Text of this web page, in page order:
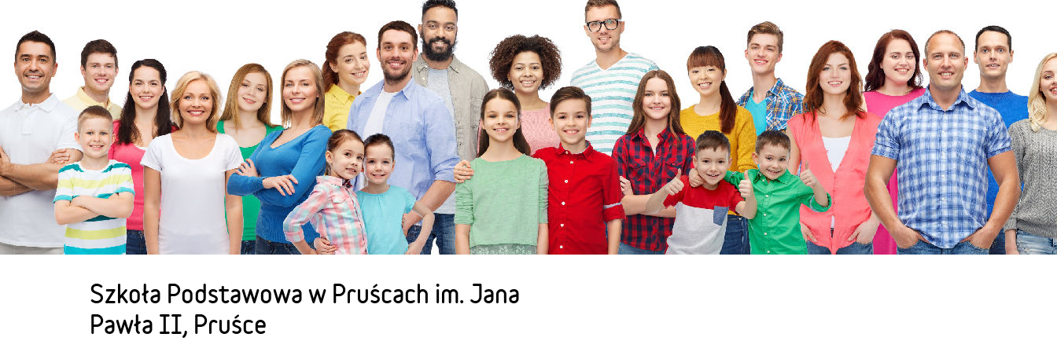
Szkoła Podstawowa w Pruścach im. Jana
Pawła II, Pruśce